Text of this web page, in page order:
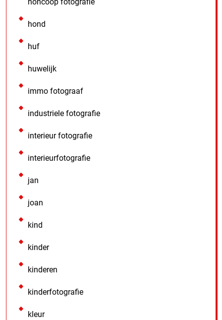
hond
huf
huwelijk
immo fotograaf
industriele fotografie
interieur fotografie
interieurfotografie
jan
joan
kind
kinder
kinderen
kinderfotografie
kleur